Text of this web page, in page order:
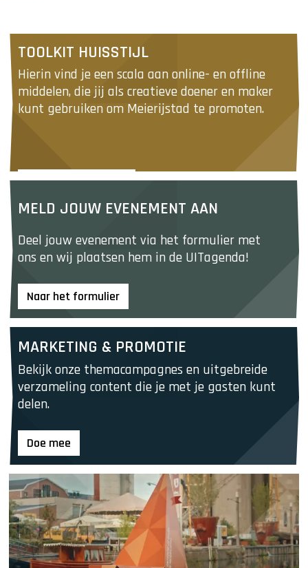
TOOLKIT HUISSTIJL
Hierin vind je een scala aan online- en offline
middelen, die jij als creatieve doener en maker
kunt gebruiken om Meierijstad te promoten.
Download de toolkit
T
o
o
k
i
t
h
u
i
s
s
t
j
l
MELD JOUW EVENEMENT AAN
Deel jouw evenement via het formulier met
ons en wij plaatsen hem in de UITagenda!
Naar het formulier
M
e
l
d
o
u
w
e
v
e
n
e
m
e
n
t
a
a
n
MARKETING & PROMOTIE
Bekijk onze themacampagnes en uitgebreide
verzameling content die je met je gasten kunt
delen.
Doe mee
M
a
r
k
e
t
i
n
g
&
p
r
o
m